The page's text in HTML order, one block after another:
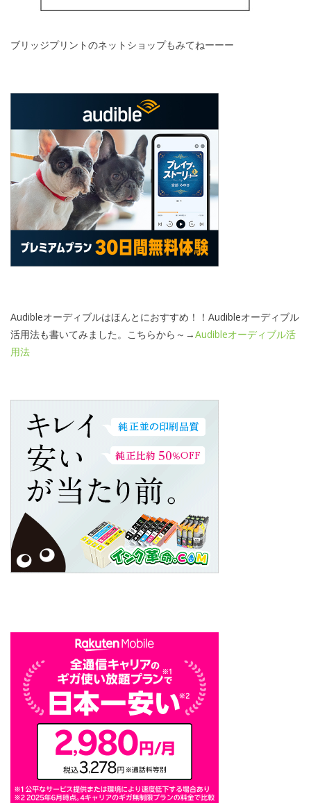
ブリッジプリントのネットショップもみてねーーー
Audibleオーディブルはほんとにおすすめ！！Audibleオーディブル
活用法も書いてみました。こちらから～→Audibleオーディブル活
用法